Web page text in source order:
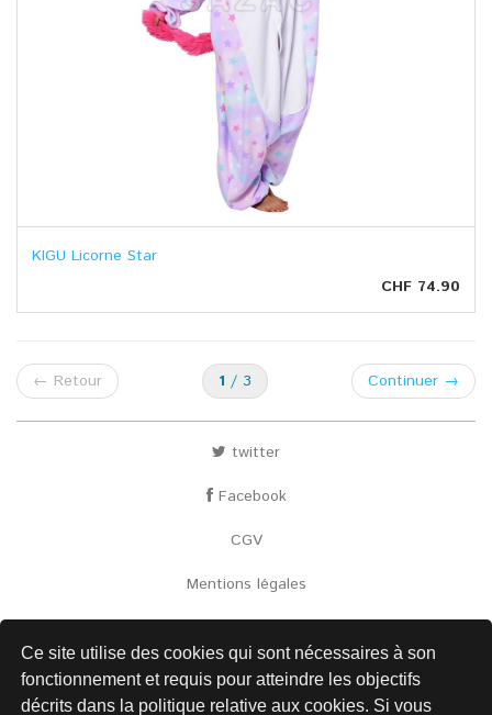
Ce site utilise des cookies qui sont nécessaires à son
fonctionnement et requis pour atteindre les objectifs
décrits dans la politique relative aux cookies. Si vous
KIGU Licorne Star
CHF 74.90
← Retour 1 / 3 Continuer →
twitter
Facebook
CGV
Mentions légales
Contact